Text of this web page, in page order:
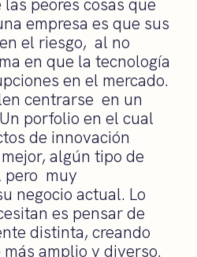
empresa es que sus
el riesgo, al no
en que la tecnología
en el mercado.
centrarse en un
porfolio en el cual
de innovación
algún tipo de
pero muy
negocio actual. Lo
es pensar de
distinta, creando
amplio y diverso.